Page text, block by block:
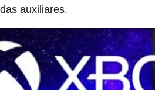
auxiliares.